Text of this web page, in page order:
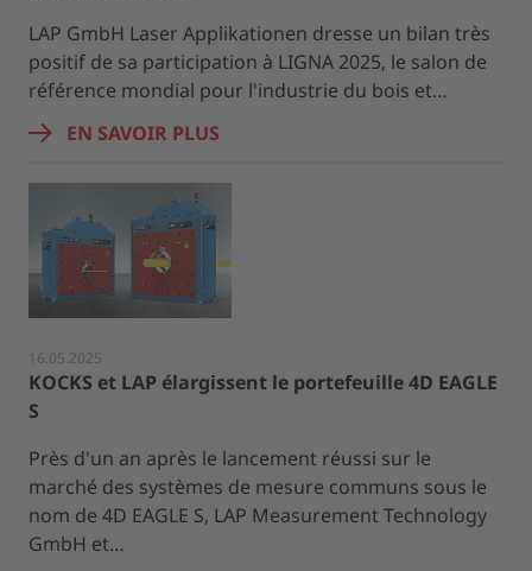
LAP GmbH Laser Applikationen dresse un bilan très
positif de sa participation à LIGNA 2025, le salon de
référence mondial pour l'industrie du bois et…
EN SAVOIR PLUS
16.05.2025
KOCKS et LAP élargissent le portefeuille 4D EAGLE
S
Près d'un an après le lancement réussi sur le
marché des systèmes de mesure communs sous le
nom de 4D EAGLE S, LAP Measurement Technology
GmbH et…